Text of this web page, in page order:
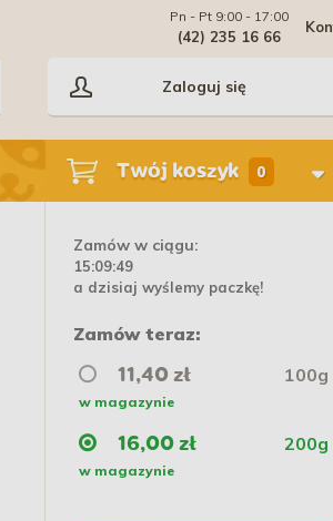
Pn - Pt 9:00 - 17:00
(42) 235 16 66
Zaloguj się
Twój koszyk 0
Zamów w ciągu:
15:09:49
a dzisiaj wyślemy paczkę!
Zamów teraz:
11,40 zł 100g
w magazynie
16,00 zł 200g
w magazynie